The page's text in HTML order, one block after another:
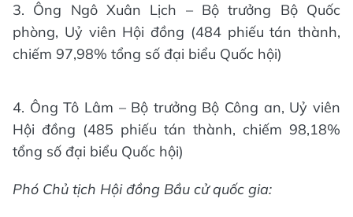
3. Ông Ngô Xuân Lịch – Bộ trưởng Bộ Quốc
phòng, Uỷ viên Hội đồng (484 phiếu tán thành,
chiếm 97,98% tổng số đại biểu Quốc hội)
4. Ông Tô Lâm – Bộ trưởng Bộ Công an, Uỷ viên
Hội đồng (485 phiếu tán thành, chiếm 98,18%
tổng số đại biểu Quốc hội)
Phó Chủ tịch Hội đồng Bầu cử quốc gia: